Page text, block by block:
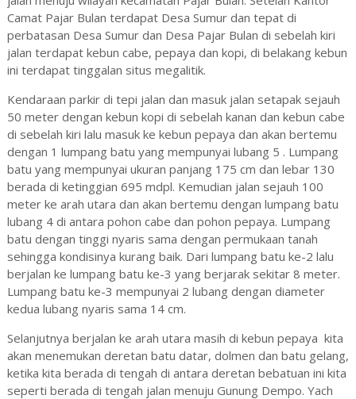
Camat Pajar Bulan terdapat Desa Sumur dan tepat di
perbatasan Desa Sumur dan Desa Pajar Bulan di sebelah kiri
jalan terdapat kebun cabe, pepaya dan kopi, di belakang kebun
ini terdapat tinggalan situs megalitik.
Kendaraan parkir di tepi jalan dan masuk jalan setapak sejauh
50 meter dengan kebun kopi di sebelah kanan dan kebun cabe
di sebelah kiri lalu masuk ke kebun pepaya dan akan bertemu
dengan 1 lumpang batu yang mempunyai lubang 5 . Lumpang
batu yang mempunyai ukuran panjang 175 cm dan lebar 130
berada di ketinggian 695 mdpl. Kemudian jalan sejauh 100
meter ke arah utara dan akan bertemu dengan lumpang batu
lubang 4 di antara pohon cabe dan pohon pepaya. Lumpang
batu dengan tinggi nyaris sama dengan permukaan tanah
sehingga kondisinya kurang baik. Dari lumpang batu ke-2 lalu
berjalan ke lumpang batu ke-3 yang berjarak sekitar 8 meter.
Lumpang batu ke-3 mempunyai 2 lubang dengan diameter
kedua lubang nyaris sama 14 cm.
Selanjutnya berjalan ke arah utara masih di kebun pepaya kita
akan menemukan deretan batu datar, dolmen dan batu gelang,
ketika kita berada di tengah di antara deretan bebatuan ini kita
seperti berada di tengah jalan menuju Gunung Dempo. Yach